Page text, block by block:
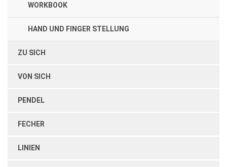
WORKBOOK
HAND UND FINGER STELLUNG
ZU SICH
VON SICH
PENDEL
FECHER
LINIEN